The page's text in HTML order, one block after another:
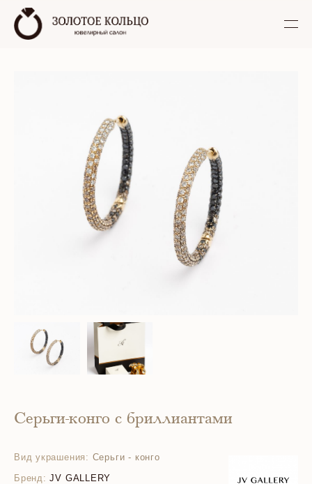
Серьги-конго с бриллиантами
Вид украшения: Серьги - конго
Бренд: JV GALLERY